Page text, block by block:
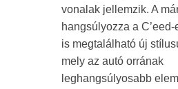
vonalak jellemzik. A
hangsúlyozza a
is megtalálható új
mely az autó orrának
leghangsúlyosabb